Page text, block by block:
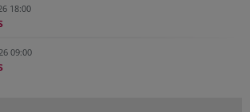
18:00
09:00